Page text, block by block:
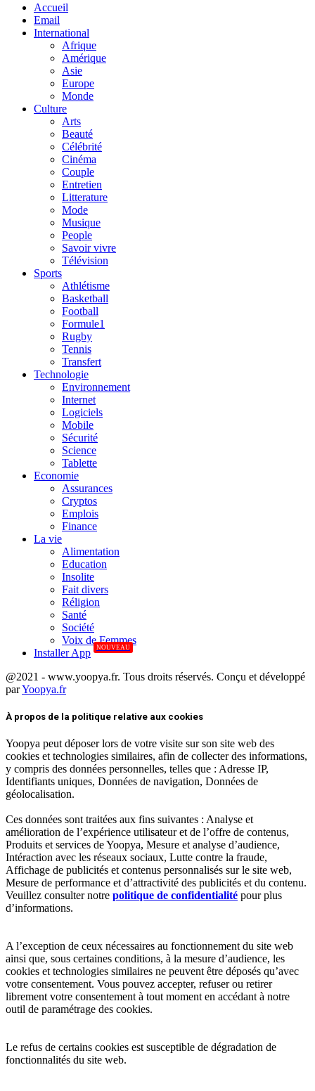
Accueil
Email
International
Afrique
Amérique
Asie
Europe
Monde
Culture
Arts
Beauté
Célébrité
Cinéma
Couple
Entretien
Litterature
Mode
Musique
People
Savoir vivre
Télévision
Sports
Athlétisme
Basketball
Football
Formule1
Rugby
Tennis
Transfert
Technologie
Environnement
Internet
Logiciels
Mobile
Sécurité
Science
Tablette
Economie
Assurances
Cryptos
Emplois
Finance
La vie
Alimentation
Education
Insolite
Fait divers
Réligion
Santé
Société
Voix de Femmes
Installer App
NOUVEAU
@2021 - www.yoopya.fr. Tous droits réservés. Conçu et développé
parYoopya.fr
À propos de la politique relative aux cookies
Yoopya peut déposer lors de votre visite sur son site web des
cookies et technologies similaires, afin de collecter des informations,
y compris des données personnelles, telles que : Adresse IP,
Identifiants uniques, Données de navigation, Données de
géolocalisation.
Ces données sont traitées aux fins suivantes : Analyse et
amélioration de l’expérience utilisateur et de l’offre de contenus,
Produits et services de Yoopya, Mesure et analyse d’audience,
Intéraction avec les réseaux sociaux, Lutte contre la fraude,
Affichage de publicités et contenus personnalisés sur le site web,
Mesure de performance et d’attractivité des publicités et du contenu.
Veuillez consulter notre politique de confidentialité pour plus
d’informations.
A l’exception de ceux nécessaires au fonctionnement du site web
ainsi que, sous certaines conditions, à la mesure d’audience, les
cookies et technologies similaires ne peuvent être déposés qu’avec
votre consentement. Vous pouvez accepter, refuser ou retirer
librement votre consentement à tout moment en accédant à notre
outil de paramétrage des cookies.
Le refus de certains cookies est susceptible de dégradation de
fonctionnalités du site web.